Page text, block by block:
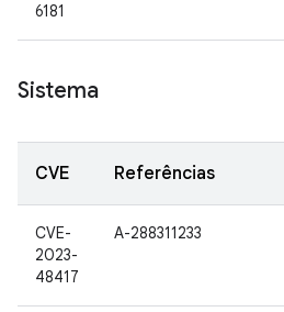
6181
Sistema
CVE Referências
CVE-
2023-
48417
A-288311233